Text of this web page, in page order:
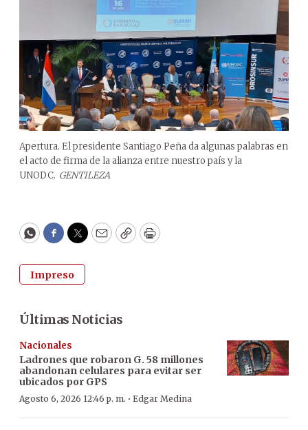
Apertura. El presidente Santiago Peña da algunas palabras en
el acto de firma de la alianza entre nuestro país y la
UNODC. GENTILEZA
WhatsApp
Facebook
Twitter
EmailCopyPrint
Impreso
Últimas Noticias
Nacionales
Ladrones que robaron G. 58 millones
abandonan celulares para evitar ser
ubicados por GPS
Agosto 6, 2026 12:46 p. m. · Edgar Medina